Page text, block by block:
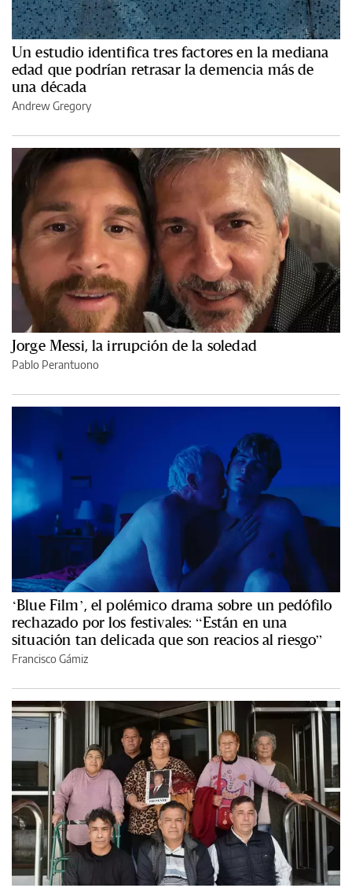
Un estudio identifica tres factores en la mediana
edad que podrían retrasar la demencia más de
una década
Andrew Gregory
Jorge Messi, la irrupción de la soledad
Pablo Perantuono
‘Blue Film’, el polémico drama sobre un pedófilo
rechazado por los festivales: “Están en una
situación tan delicada que son reacios al riesgo”
Francisco Gámiz